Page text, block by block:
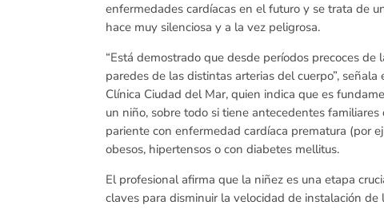
enfermedades cardíacas en el futuro y se trata de
hace muy silenciosa y a la vez peligrosa.
“Está demostrado que desde períodos precoces
paredes de las distintas arterias del cuerpo”,
Clínica Ciudad del Mar, quien indica que es
un niño, sobre todo si tiene antecedentes
pariente con enfermedad cardíaca prematura (por
obesos, hipertensos o con diabetes mellitus.
El profesional afirma que la niñez es una etapa
claves para disminuir la velocidad de instalación